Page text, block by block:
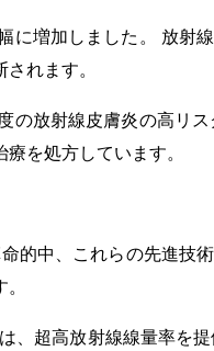
増加しました。 放
れます。
放射線皮膚炎の高リ
を処方しています。
中、これらの先進
超高放射線線量率を